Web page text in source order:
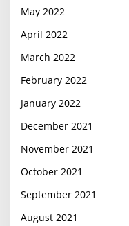
May 2022
April 2022
March 2022
February 2022
January 2022
December 2021
November 2021
October 2021
September 2021
August 2021